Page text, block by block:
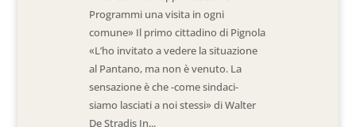
Programmi una visita in ogni
comune» Il primo cittadino di Pignola
«L’ho invitato a vedere la situazione
al Pantano, ma non è venuto. La
sensazione è che -come sindaci-
siamo lasciati a noi stessi» di Walter
De Stradis In...